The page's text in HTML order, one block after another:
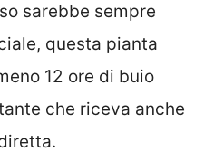
sarebbe sempre
questa pianta
12 ore di buio
che riceva anche